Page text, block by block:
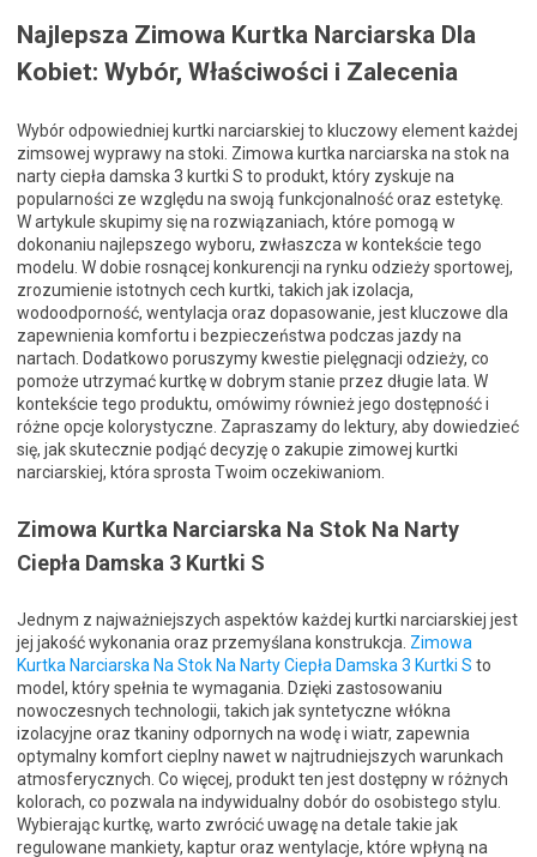
Najlepsza Zimowa Kurtka Narciarska Dla
Kobiet: Wybór, Właściwości i Zalecenia
Wybór odpowiedniej kurtki narciarskiej to kluczowy element każdej
zimsowej wyprawy na stoki. Zimowa kurtka narciarska na stok na
narty ciepła damska 3 kurtki S to produkt, który zyskuje na
popularności ze względu na swoją funkcjonalność oraz estetykę.
W artykule skupimy się na rozwiązaniach, które pomogą w
dokonaniu najlepszego wyboru, zwłaszcza w kontekście tego
modelu. W dobie rosnącej konkurencji na rynku odzieży sportowej,
zrozumienie istotnych cech kurtki, takich jak izolacja,
wodoodporność, wentylacja oraz dopasowanie, jest kluczowe dla
zapewnienia komfortu i bezpieczeństwa podczas jazdy na
nartach. Dodatkowo poruszymy kwestie pielęgnacji odzieży, co
pomoże utrzymać kurtkę w dobrym stanie przez długie lata. W
kontekście tego produktu, omówimy również jego dostępność i
różne opcje kolorystyczne. Zapraszamy do lektury, aby dowiedzieć
się, jak skutecznie podjąć decyzję o zakupie zimowej kurtki
narciarskiej, która sprosta Twoim oczekiwaniom.
Zimowa Kurtka Narciarska Na Stok Na Narty
Ciepła Damska 3 Kurtki S
Jednym z najważniejszych aspektów każdej kurtki narciarskiej jest
jej jakość wykonania oraz przemyślana konstrukcja. Zimowa
Kurtka Narciarska Na Stok Na Narty Ciepła Damska 3 Kurtki S to
model, który spełnia te wymagania. Dzięki zastosowaniu
nowoczesnych technologii, takich jak syntetyczne włókna
izolacyjne oraz tkaniny odpornych na wodę i wiatr, zapewnia
optymalny komfort cieplny nawet w najtrudniejszych warunkach
atmosferycznych. Co więcej, produkt ten jest dostępny w różnych
kolorach, co pozwala na indywidualny dobór do osobistego stylu.
Wybierając kurtkę, warto zwrócić uwagę na detale takie jak
regulowane mankiety, kaptur oraz wentylacje, które wpłyną na